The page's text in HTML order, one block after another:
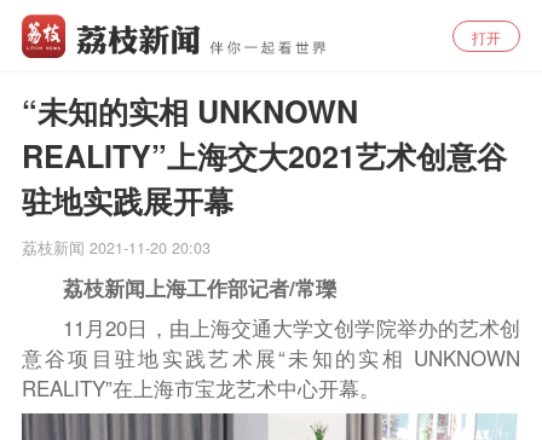
打开
“未知的实相 UNKNOWN
REALITY”上海交大2021艺术创意谷
驻地实践展开幕
荔枝新闻 2021-11-20 20:03
荔枝新闻上海工作部记者/常瓅
11 月20日，由上海交通大学文创学院举办的艺术创
意谷项目驻地实践艺术展“未知的实相 UNKNOWN
REALITY”在上海市宝龙艺术中心开幕。